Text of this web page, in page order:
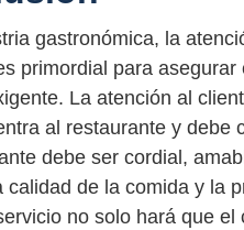
gastronómica, la
primordial para
La atención al
al restaurante y debe
debe ser cordial,
calidad de la comida y la
no solo hará que